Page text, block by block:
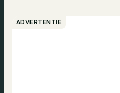
ADVERTENTIE